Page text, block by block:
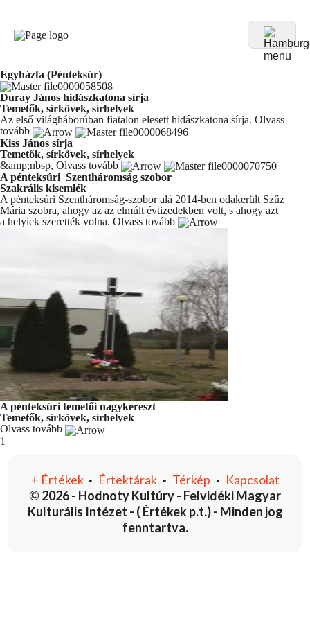
Egyházfa (Pénteksúr)
Duray János hidászkatona sírja
Temetők, sírkövek, sírhelyek
Az első világháborúban fiatalon elesett hidászkatona sírja. Olvass
tovább
Kiss János sírja
Temetők, sírkövek, sírhelyek
&amp;nbsp, Olvass tovább
A pénteksúri Szentháromság szobor
Szakrális kisemlék
A pénteksúri Szentháromság-szobor alá 2014-ben odakerült Szűz
Mária szobra, ahogy az az elmúlt évtizedekben volt, s ahogy azt
a helyiek szerették volna. Olvass tovább
A pénteksúri temetői nagykereszt
Temetők, sírkövek, sírhelyek
Olvass tovább
You're currently reading page
1
© 2026 - Hodnoty Kultúry - Felvidéki Magyar
Kulturális Intézet - ( Értékek p.t.) - Minden jog
fenntartva.
+ Értékek • Értektárak• Térkép • Kapcsolat